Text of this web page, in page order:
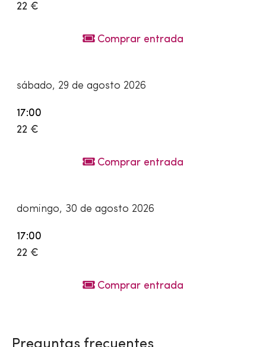
22 €
Comprar entrada
sábado, 29 de agosto 2026
17:00
22 €
Comprar entrada
domingo, 30 de agosto 2026
17:00
22 €
Comprar entrada